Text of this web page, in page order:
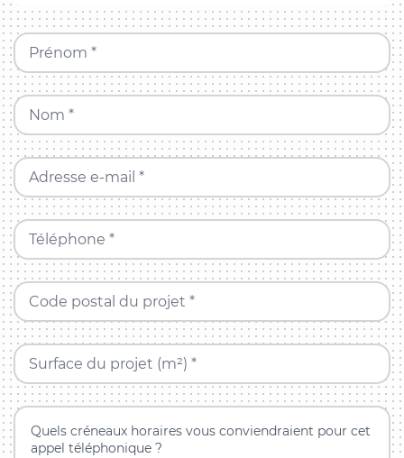
Prénom *
Nom *
Adresse e-mail *
Téléphone *
Code postal du projet *
Surface du projet (m²) *
Quels créneaux horaires vous conviendraient pour cet
appel téléphonique ?